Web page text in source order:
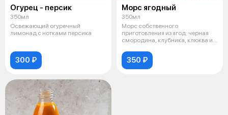
Огурец - персик
350мл
Освежающий огуречный
лимонад с нотками персика
300 ₽
Морс ягодный
350мл
Морс собственного
приготовления из ягод: черная
смородина, клубника, клюква и
350 ₽